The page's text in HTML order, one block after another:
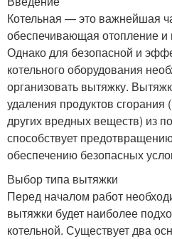
Котельная — это важнейшая
обеспечивающая отопление и
Однако для безопасной и
котельного оборудования
организовать вытяжку.
удаления продуктов сгорания
других вредных веществ) из
способствует
обеспечению безопасных
Выбор типа вытяжки
Перед началом работ
вытяжки будет наиболее
котельной. Существует два